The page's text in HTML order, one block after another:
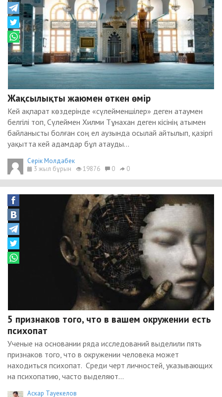
Жақсылықты жаюмен өткен өмір
Кей ақпарат көздерінде «сүлейменшілер» деген атаумен
белгілі топ, Сүлеймен Хилми Тұнахан деген кісінің атымен
байланысты болған соң ел аузында осылай айтылып, қазіргі
уақытта кей адамдар бұл атауды...
Серік Молдабек
3 жыл бұрын
19876 0 0
5 признаков того, что в вашем окружении есть
психопат
Ученые на основании ряда исследований выделили пять
признаков того, что в окружении человека может
находиться психопат. Среди черт личностей, указывающих
на психопатию, часто выделяют...
Аскар Тауекелов